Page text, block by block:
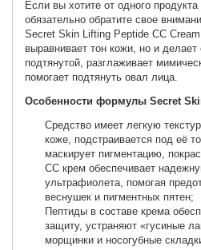
Если вы хотите от одного
обязательно обратите свое
Secret Skin Lifting Peptide CC
выравнивает тон кожи, но и делает
подтянутой, разглаживает
помогает подтянуть овал лица.
Особенности формулы Secret
Средство имеет легкую
коже, подстраивается под её
маскирует пигментацию,
СС крем обеспечивает
ультрафиолета, помогая
веснушек и пигментных пятен;
Пептиды в составе крема
защиту, устраняют «гусиные
морщинки и носогубные